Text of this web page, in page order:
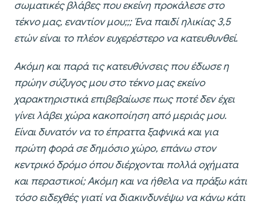
σωματικές βλάβες που εκείνη προκάλεσε στο
τέκνο μας, εναντίον μου;;; Ένα παιδί ηλικίας 3,5
ετών είναι το πλέον ευχερέστερο να κατευθυνθεί.
Ακόμη και παρά τις κατευθύνσεις που έδωσε η
πρώην σύζυγος μου στο τέκνο μας εκείνο
χαρακτηριστικά επιβεβαίωσε πως ποτέ δεν έχει
γίνει λάβει χώρα κακοποίηση από μεριάς μου.
Είναι δυνατόν να το έπραττα ξαφνικά και για
πρώτη φορά σε δημόσιο χώρο, επάνω στον
κεντρικό δρόμο όπου διέρχονται πολλά οχήματα
και περαστικοί; Ακόμη και να ήθελα να πράξω κάτι
τόσο ειδεχθές γιατί να διακινδυνέψω να κάνω κάτι